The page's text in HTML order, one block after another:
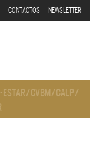
CONTACTOS NEWSLETTER
ESTAR/CVBM/CALP/